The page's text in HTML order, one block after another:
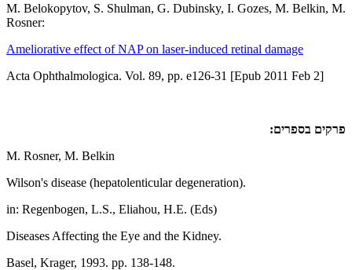
M. Belokopytov, S. Shulman, G. Dubinsky, I. Gozes, M. Belkin, M.
Rosner:
Ameliorative effect of NAP on laser-induced retinal damage
Acta Ophthalmologica. Vol. 89, pp. e126-31 [Epub 2011 Feb 2]
פרקים בספרים:
M. Rosner, M. Belkin
Wilson's disease (hepatolenticular degeneration).
in: Regenbogen, L.S., Eliahou, H.E. (Eds)
Diseases Affecting the Eye and the Kidney.
Basel, Krager, 1993. pp. 138-148.